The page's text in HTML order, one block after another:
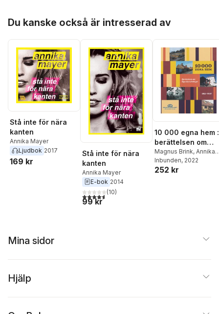
Du kanske också är intresserad av
Stå inte för nära
kanten
Annika Mayer
Ljudbok 2017
169 kr
Stå inte för nära
kanten
Annika Mayer
E-bok 2014
4,6utav 5 stjärnor. Totalt antal röster:
(10)
99 kr
10 000 egna hem :
berättelsen om
Egnahemsbolaget
1933-2022
Magnus Brink, Annika
Mayer
Inbunden, 2022
252 kr
Mina sidor
Hjälp